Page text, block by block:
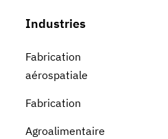
Industries
Fabrication
aérospatiale
Fabrication
Agroalimentaire